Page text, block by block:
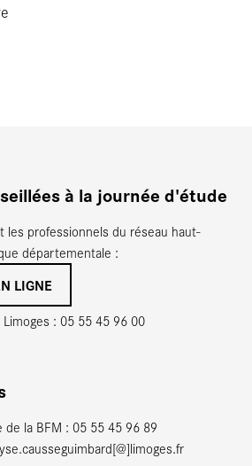
à la journée d'étude
les professionnels du réseau haut-
départementale :
LIGNE
: 05 55 45 96 00
de la BFM : 05 55 45 96 89